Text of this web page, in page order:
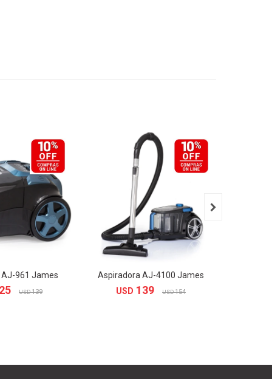
961 James
USD 139
Aspiradora AJ-4100 James
USD 139 USD 154
